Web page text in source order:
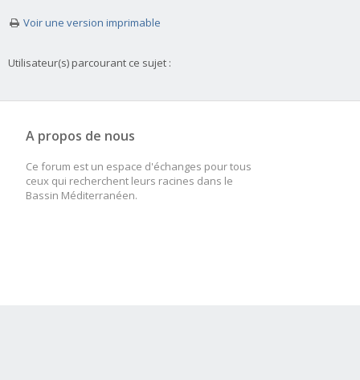
Voir une version imprimable
Utilisateur(s) parcourant ce sujet :
A propos de nous
Ce forum est un espace d'échanges pour tous
ceux qui recherchent leurs racines dans le
Bassin Méditerranéen.